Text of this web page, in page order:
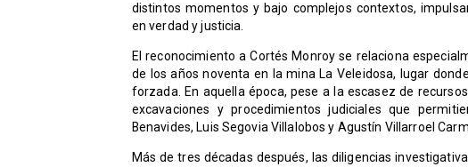
distintos momentos y bajo complejos contextos,
en verdad y justicia.
El reconocimiento a Cortés Monroy se relaciona
de los años noventa en la mina La Veleidosa, lugar
forzada. En aquella época, pese a la escasez de
excavaciones y procedimientos judiciales que
Benavides, Luis Segovia Villalobos y Agustín Villarroel
Más de tres décadas después, las diligencias